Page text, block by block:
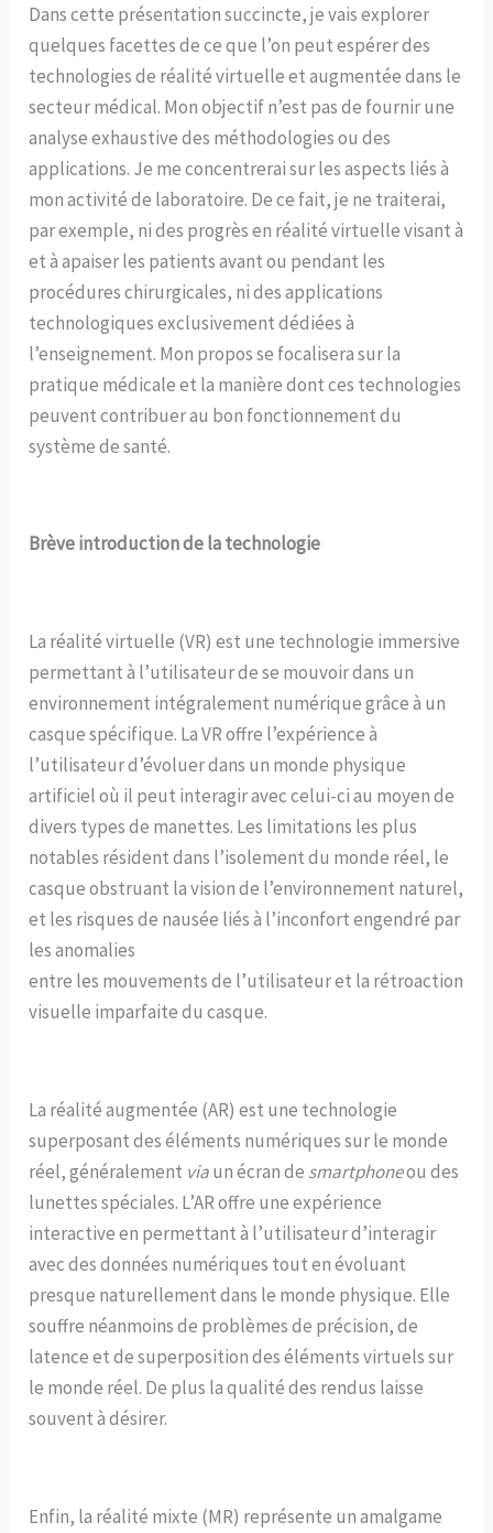
Dans cette présentation succincte, je vais explorer
quelques facettes de ce que l’on peut espérer des
technologies de réalité virtuelle et augmentée dans le
secteur médical. Mon objectif n’est pas de fournir une
analyse exhaustive des méthodologies ou des
applications. Je me concentrerai sur les aspects liés à
mon activité de laboratoire. De ce fait, je ne traiterai,
par exemple, ni des progrès en réalité virtuelle visant à
et à apaiser les patients avant ou pendant les
procédures chirurgicales, ni des applications
technologiques exclusivement dédiées à
l’enseignement. Mon propos se focalisera sur la
pratique médicale et la manière dont ces technologies
peuvent contribuer au bon fonctionnement du
système de santé.
Brève introduction de la technologie
La réalité virtuelle (VR) est une technologie immersive
permettant à l’utilisateur de se mouvoir dans un
environnement intégralement numérique grâce à un
casque spécifique. La VR offre l’expérience à
l’utilisateur d’évoluer dans un monde physique
artificiel où il peut interagir avec celui-ci au moyen de
divers types de manettes. Les limitations les plus
notables résident dans l’isolement du monde réel, le
casque obstruant la vision de l’environnement naturel,
et les risques de nausée liés à l’inconfort engendré par
les anomalies
entre les mouvements de l’utilisateur et la rétroaction
visuelle imparfaite du casque.
La réalité augmentée (AR) est une technologie
superposant des éléments numériques sur le monde
réel, généralement viaun écran de smartphoneou des
lunettes spéciales. L’AR offre une expérience
interactive en permettant à l’utilisateur d’interagir
avec des données numériques tout en évoluant
presque naturellement dans le monde physique. Elle
souffre néanmoins de problèmes de précision, de
latence et de superposition des éléments virtuels sur
le monde réel. De plus la qualité des rendus laisse
souvent à désirer.
Enfin, la réalité mixte (MR) représente un amalgame